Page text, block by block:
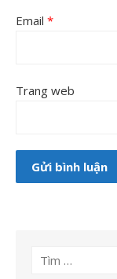
Email *
Trang web
Tìm